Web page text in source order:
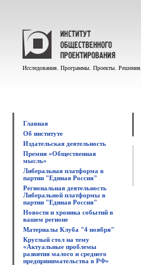
Исследования. Программы. Проекты. Решения.
Главная
Об институте
Издательская деятельность
Премия «Общественная
мысль»
Либеральная платформа в
партии "Единая Россия"
Региональная деятельность
Либеральной платформы в
партии "Единая Россия"
Новости и хроника событий в
вашем регионе
Материалы Клуба "4 ноября"
Круглый стол на тему
«Актуальные проблемы
развития малого и среднего
предпринимательства в РФ»